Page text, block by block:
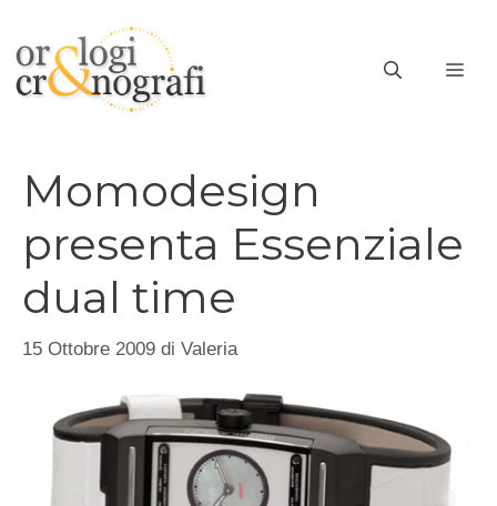
contenuto
Momodesign
presenta Essenziale
dual time
15 Ottobre 2009 di Valeria